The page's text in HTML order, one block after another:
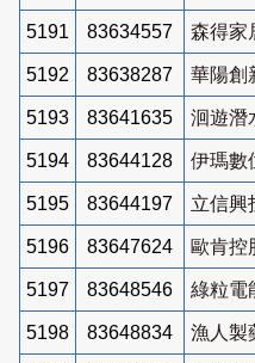
5191 83634557 森得家
5192 83638287 華陽創
5193 83641635 洄遊潛
5194 83644128 伊瑪數
5195 83644197 立信興
5196 83647624 歐肯控
5197 83648546 綠粒電
5198 83648834 漁人製